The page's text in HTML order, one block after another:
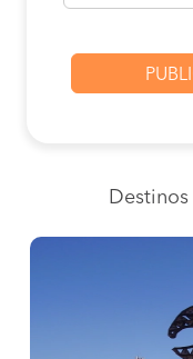
Destinos